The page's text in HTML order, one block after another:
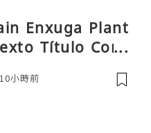
Enxuga Plant
Título Cons
10小時前